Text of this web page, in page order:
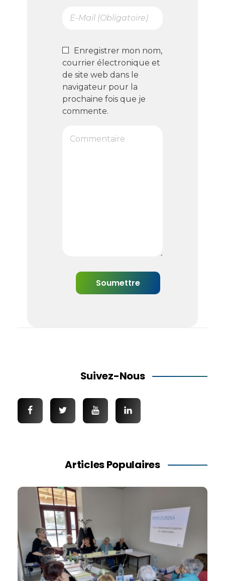
Enregistrer mon nom,
courrier électronique et
de site web dans le
navigateur pour la
prochaine fois que je
commente.
Suivez-Nous
Articles Populaires